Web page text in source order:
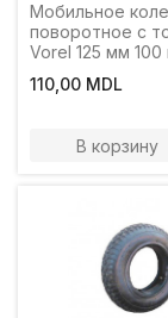
Мобильное
поворотное с
Vorel 125 мм
110,00 MDL
В корзину